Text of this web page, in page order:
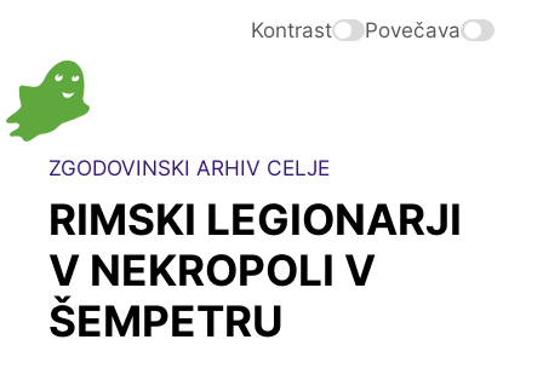
Kontrast Povečava
ZGODOVINSKI ARHIV CELJE
RIMSKI LEGIONARJI
V NEKROPOLI V
ŠEMPETRU